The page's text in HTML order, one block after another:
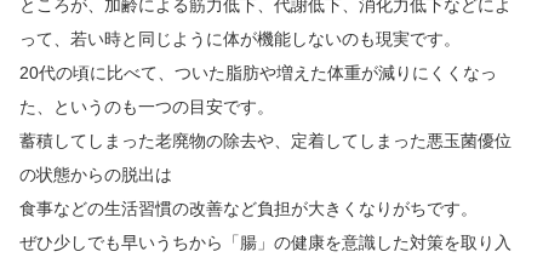
ところが、加齢による筋力低下、代謝低下、消化力低下などによ
って、若い時と同じように体が機能しないのも現実です。
20代の頃に比べて、ついた脂肪や増えた体重が減りにくくなっ
た、というのも一つの目安です。
蓄積してしまった老廃物の除去や、定着してしまった悪玉菌優位
の状態からの脱出は
食事などの生活習慣の改善など負担が大きくなりがちです。
ぜひ少しでも早いうちから「腸」の健康を意識した対策を取り入